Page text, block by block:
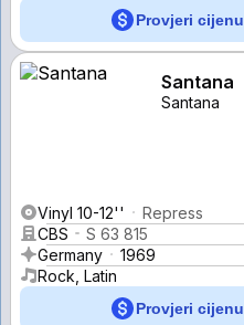
Provjeri cijenu
Santana
Santana
Vinyl 10-12''
Repress
CBS
S 63 815
Germany
1969
Rock, Latin
Provjeri cijenu